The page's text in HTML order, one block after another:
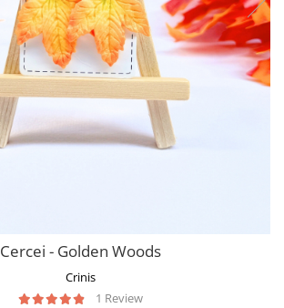
Cercei - Golden Woods
Crinis
1 Review